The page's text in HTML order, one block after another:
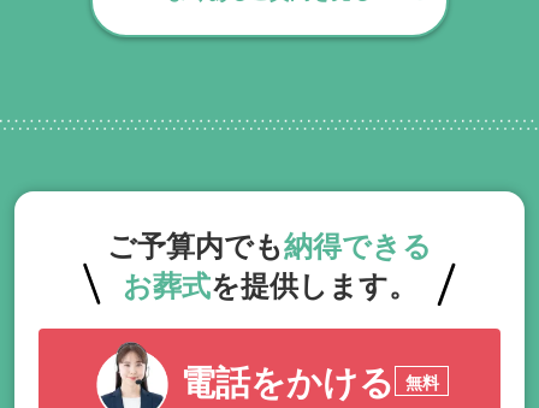
くまでの期間、回数の制限なく、当社の専
ご予算内でも納得できる
お葬式を提供します。
電話をかける 無料